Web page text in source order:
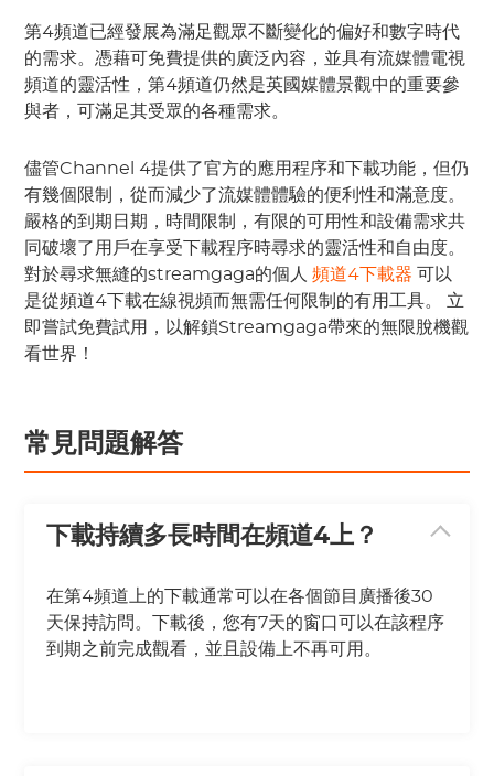
第4頻道已經發展為滿足觀眾不斷變化的偏好和數字時代
的需求。憑藉可免費提供的廣泛內容，並具有流媒體電視
頻道的靈活性，第4頻道仍然是英國媒體景觀中的重要參
與者，可滿足其受眾的各種需求。
儘管Channel 4提供了官方的應用程序和下載功能，但仍
有幾個限制，從而減少了流媒體體驗的便利性和滿意度。
嚴格的到期日期，時間限制，有限的可用性和設備需求共
同破壞了用戶在享受下載程序時尋求的靈活性和自由度。
對於尋求無縫的streamgaga的個人頻道4下載器可以
是從頻道4下載在線視頻而無需任何限制的有用工具。 立
即嘗試免費試用，以解鎖Streamgaga帶來的無限脫機觀
看世界！
常見問題解答
下載持續多長時間在頻道4上？
在第4頻道上的下載通常可以在各個節目廣播後30
天保持訪問。下載後，您有7天的窗口可以在該程序
到期之前完成觀看，並且設備上不再可用。